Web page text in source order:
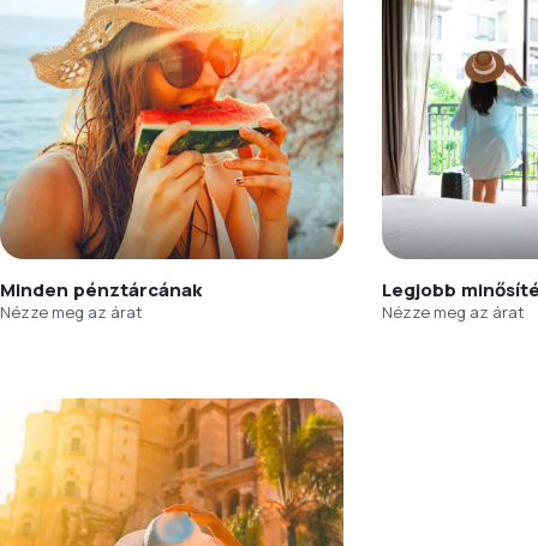
Minden pénztárcának
Nézze meg az árat
Legjobb
Nézze meg az árat